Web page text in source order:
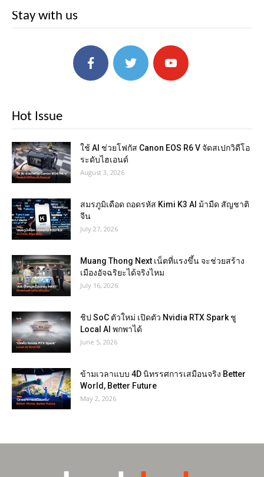
Stay with us
Hot Issue
ใช้ AI ช่วยโฟกัส Canon EOS R6 V จัดสเปกวิดีโอ
ระดับไฮเอนด์
August 3, 2026
สมรภูมิเดือด ถอดรหัส Kimi K3 AI ม้ามืด สัญชาติ
จีน
July 27, 2026
Muang Thong Next เน็ตที่แรงขึ้น จะช่วยสร้าง
เมืองอัจฉริยะได้จริงไหม
July 16, 2026
ชิป SoC ตัวใหม่ เปิดตัว Nvidia RTX Spark ชู
Local AI พกพาได้
June 5, 2026
ข้ามเวลาแบบ 4D นิทรรศการเสมือนจริง Better
World, Better Future
May 2, 2026